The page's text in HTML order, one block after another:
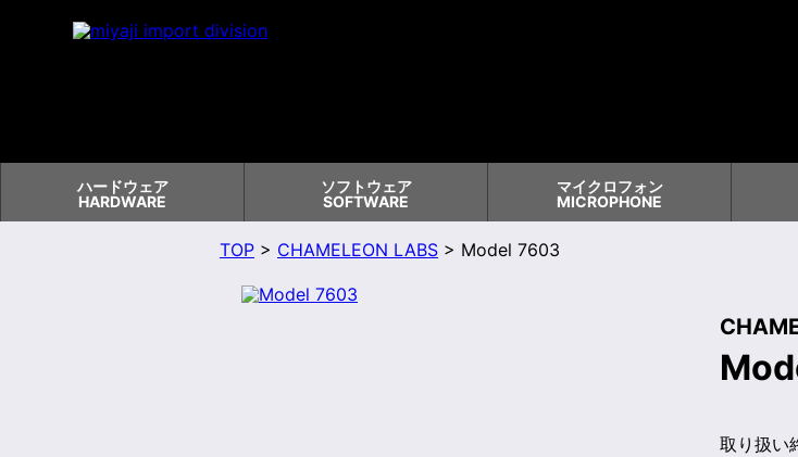
ハードウェア
HARDWARE
ソフトウェア
SOFTWARE
マイクロフォン
MICROPHONE
TOP> CHAMELEON LABS> Model 7603
取り扱い